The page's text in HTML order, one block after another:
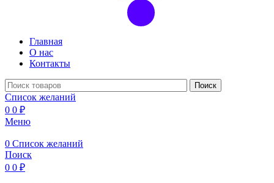
Главная
О нас
Контакты
Поиск
Список желаний
0 0 ₽
Меню
0 Список желаний
Поиск
0 0 ₽